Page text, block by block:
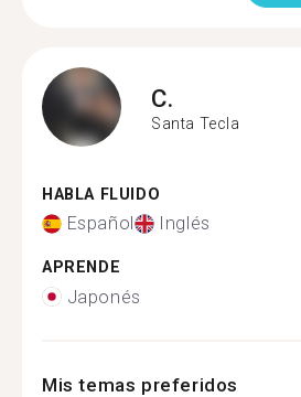
C.
Santa Tecla
HABLA FLUIDO
Español Inglés
APRENDE
Japonés
Mis temas preferidos